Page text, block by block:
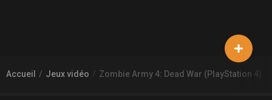
Accueil Jeux vidéo Zombie Army 4: Dead War (PlayStation 4)